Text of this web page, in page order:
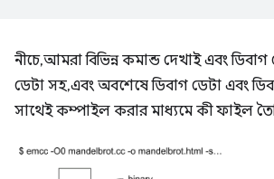
নীচে, আমরা বিভিন্ন কমান্ড দেখাই এবং ডিবাগ
ডেটা সহ, এবং অবশেষে ডিবাগ ডেটা এবং
সাথেই কম্পাইল করার মাধ্যমে কী ফাইল